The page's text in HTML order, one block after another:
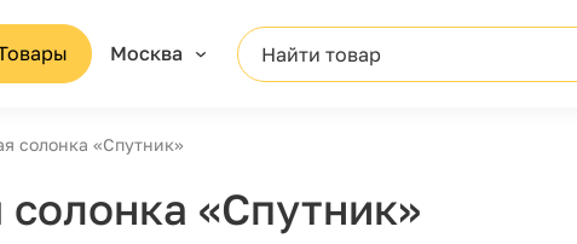
Москва Найти товар
солонка «Спутник»
«Спутник»